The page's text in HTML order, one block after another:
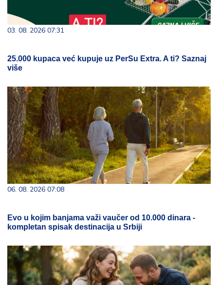
03. 08. 2026 07:31
25.000 kupaca već kupuje uz PerSu Extra. A ti? Saznaj
više
06. 08. 2026 07:08
Evo u kojim banjama važi vaučer od 10.000 dinara -
kompletan spisak destinacija u Srbiji